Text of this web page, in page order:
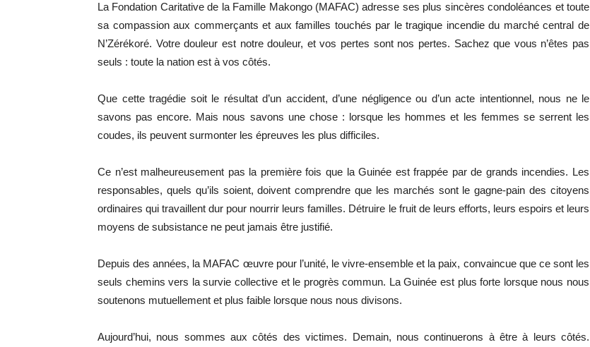
La Fondation Caritative de la Famille Makongo (MAFAC) adresse ses plus sincères condoléances et toute
sa compassion aux commerçants et aux familles touchés par le tragique incendie du marché central de
N’Zérékoré. Votre douleur est notre douleur, et vos pertes sont nos pertes. Sachez que vous n’êtes pas
seuls : toute la nation est à vos côtés.
Que cette tragédie soit le résultat d’un accident, d’une négligence ou d’un acte intentionnel, nous ne le
savons pas encore. Mais nous savons une chose : lorsque les hommes et les femmes se serrent les
coudes, ils peuvent surmonter les épreuves les plus difficiles.
Ce n’est malheureusement pas la première fois que la Guinée est frappée par de grands incendies. Les
responsables, quels qu’ils soient, doivent comprendre que les marchés sont le gagne-pain des citoyens
ordinaires qui travaillent dur pour nourrir leurs familles. Détruire le fruit de leurs efforts, leurs espoirs et leurs
moyens de subsistance ne peut jamais être justifié.
Depuis des années, la MAFAC œuvre pour l’unité, le vivre-ensemble et la paix, convaincue que ce sont les
seuls chemins vers la survie collective et le progrès commun. La Guinée est plus forte lorsque nous nous
soutenons mutuellement et plus faible lorsque nous nous divisons.
Aujourd’hui, nous sommes aux côtés des victimes. Demain, nous continuerons à être à leurs côtés.